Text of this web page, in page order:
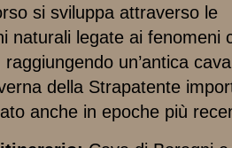
si sviluppa attraverso le
naturali legate ai fenomeni
un’antica
della Strapatente
anche in epoche più